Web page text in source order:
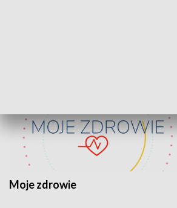
Moje zdrowie